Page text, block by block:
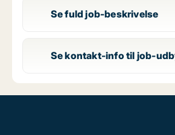
Se fuld job-beskrivelse
Se kontakt-info til job-